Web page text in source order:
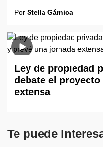
Por Stella Gárnica
Ley de propiedad
debate el
extensa
Te puede